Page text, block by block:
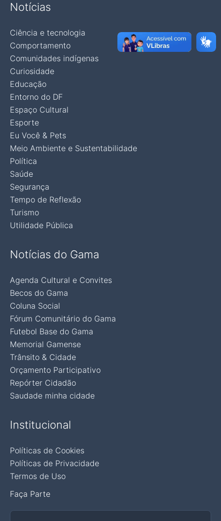
Notícias
Ciência e tecnologia
Comportamento
Comunidades indígenas
Curiosidade
Educação
Entorno do DF
Espaço Cultural
Esporte
Eu Você & Pets
Meio Ambiente e Sustentabilidade
Política
Saúde
Segurança
Tempo de Reflexão
Turismo
Utilidade Pública
Notícias do Gama
Agenda Cultural e Convites
Becos do Gama
Coluna Social
Fórum Comunitário do Gama
Futebol Base do Gama
Memorial Gamense
Trânsito & Cidade
Orçamento Participativo
Repórter Cidadão
Saudade minha cidade
Institucional
Políticas de Cookies
Políticas de Privacidade
Termos de Uso
Faça Parte